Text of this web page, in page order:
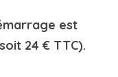
est
24 € TTC).